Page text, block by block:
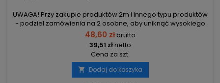
UWAGA! Przy zakupie produktów 2m i innego typu produktów
- podziel zamówienia na 2 osobne, aby uniknąć wysokiego
kosztu transportu! Zamów osobno produkty 2m i osobno inne
elementy.
48,60 złbrutto
39,51 złnetto
Cena za szt.
 Dodaj do koszyka